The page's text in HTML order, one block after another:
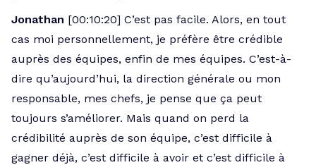
Jonathan [00:10:20] C’est pas facile. Alors, en tout
cas moi personnellement, je préfère être crédible
auprès des équipes, enfin de mes équipes. C’est-à-
dire qu’aujourd’hui, la direction générale ou mon
responsable, mes chefs, je pense que ça peut
toujours s’améliorer. Mais quand on perd la
crédibilité auprès de son équipe, c’est difficile à
gagner déjà, c’est difficile à avoir et c’est difficile à